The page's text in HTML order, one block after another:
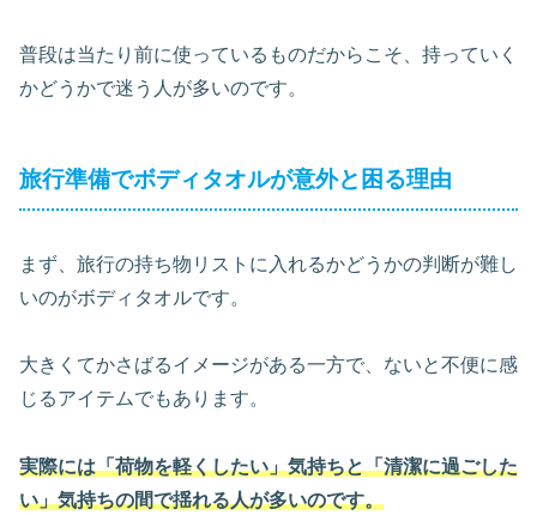
普段は当たり前に使っているものだからこそ、持っていく
かどうかで迷う人が多いのです。
旅行準備でボディタオルが意外と困る理由
まず、旅行の持ち物リストに入れるかどうかの判断が難し
いのがボディタオルです。
大きくてかさばるイメージがある一方で、ないと不便に感
じるアイテムでもあります。
実際には「荷物を軽くしたい」気持ちと「清潔に過ごした
い」気持ちの間で揺れる人が多いのです。